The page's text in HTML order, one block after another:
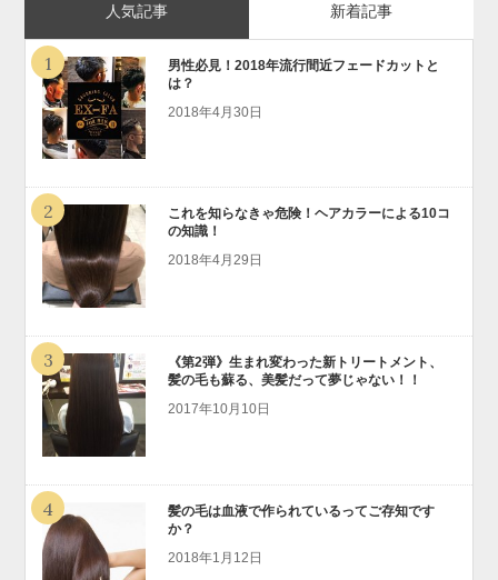
人気記事 新着記事
1
男性必見！2018年流行間近フェードカットと
は？
2018年4月30日
2
これを知らなきゃ危険！ヘアカラーによる10コ
の知識！
2018年4月29日
3
《第2弾》生まれ変わった新トリートメント、
髪の毛も蘇る、美髪だって夢じゃない！！
2017年10月10日
4
髪の毛は血液で作られているってご存知です
か？
2018年1月12日